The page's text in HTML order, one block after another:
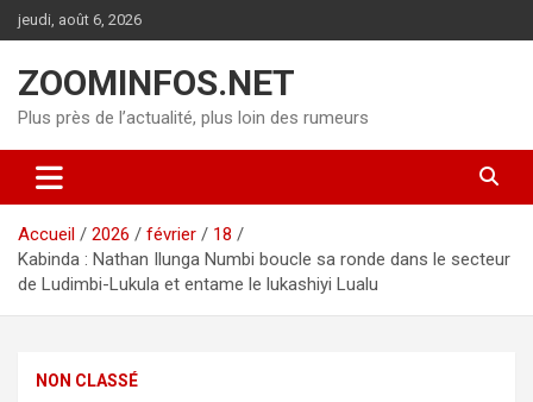
Aller
au
jeudi, août 6, 2026
ZOOMINFOS.NET
Plus près de l’actualité, plus loin des rumeurs
Accueil 2026 février
18
Kabinda : Nathan Ilunga Numbi boucle sa ronde dans le secteur
de Ludimbi-Lukula et entame le lukashiyi Lualu
NON CLASSÉ